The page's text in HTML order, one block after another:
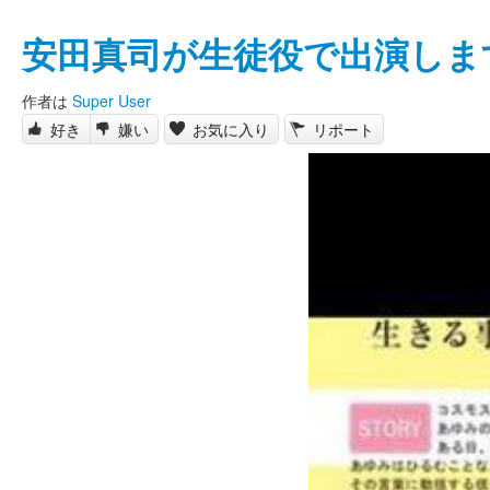
安田真司が生徒役で出演し
作者は Super User
好き
嫌い お気に入り リポート